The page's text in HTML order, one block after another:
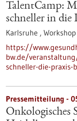
TalentCamp:
schneller in die
Karlsruhe , Workshop
https://
bw.de/
schneller-die-praxis-
Pressemitteilung -
Onkologisches